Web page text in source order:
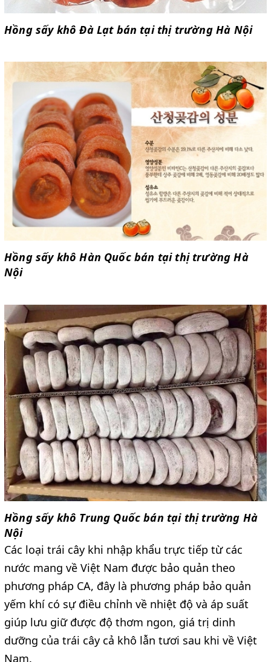
Hồng sấy khô Đà Lạt bán tại thị trường Hà Nội
Hồng sấy khô Hàn Quốc bán tại thị trường Hà
Nội
Hồng sấy khô Trung Quốc bán tại thị trường Hà
Nội
Các loại trái cây khi nhập khẩu trực tiếp từ các
nước mang về Việt Nam được bảo quản theo
phương pháp CA, đây là phương pháp bảo quản
yếm khí có sự điều chỉnh về nhiệt độ và áp suất
giúp lưu giữ được độ thơm ngon, giá trị dinh
dưỡng của trái cây cả khô lẫn tươi sau khi về Việt
Nam.